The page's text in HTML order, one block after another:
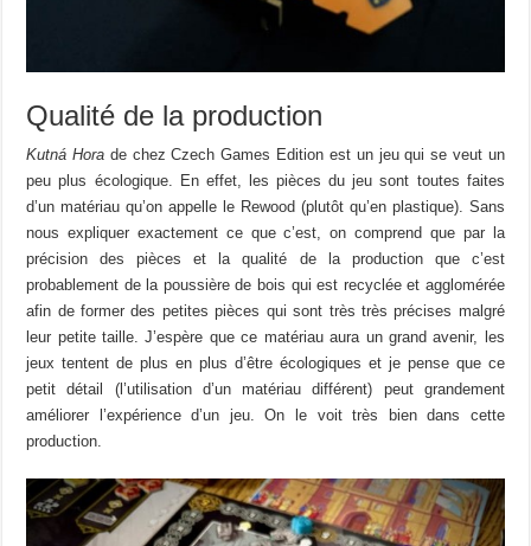
Qualité de la production
Kutná Hora de chez Czech Games Edition est un jeu qui se veut un
peu plus écologique. En effet, les pièces du jeu sont toutes faites
d’un matériau qu’on appelle le Rewood (plutôt qu’en plastique). Sans
nous expliquer exactement ce que c’est, on comprend que par la
précision des pièces et la qualité de la production que c’est
probablement de la poussière de bois qui est recyclée et agglomérée
afin de former des petites pièces qui sont très très précises malgré
leur petite taille. J’espère que ce matériau aura un grand avenir, les
jeux tentent de plus en plus d’être écologiques et je pense que ce
petit détail (l’utilisation d’un matériau différent) peut grandement
améliorer l’expérience d’un jeu. On le voit très bien dans cette
production.